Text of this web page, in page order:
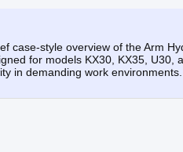
case-style overview of the Arm
for models KX30, KX35,
in demanding work environments.